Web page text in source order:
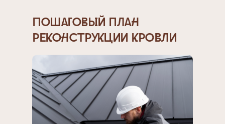
Пошаговый план
реконструкции кровли